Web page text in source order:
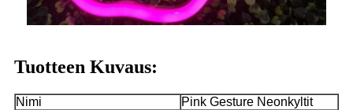
Tuotteen Kuvaus:
Nimi
Pink Gesture Neonkyltit